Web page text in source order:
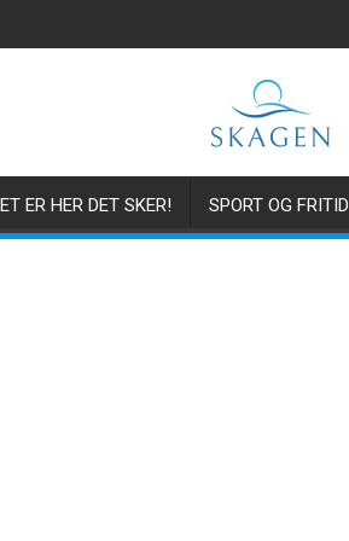
ER HER DET SKER! SPORT OG FRITID